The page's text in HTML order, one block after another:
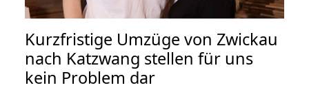
Kurzfristige Umzüge von Zwickau
nach Katzwang stellen für uns
kein Problem dar